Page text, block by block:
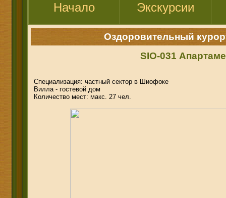
Начало Экскурсии
Оздоровительный
SIO-031
Специализация: частный сектор в Шиофоке
Вилла - гостевой дом
Количество мест: макс. 27 чел.